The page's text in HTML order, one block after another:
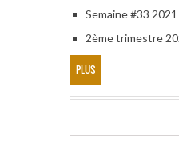
Semaine #33
2ème trimestre
PLUS